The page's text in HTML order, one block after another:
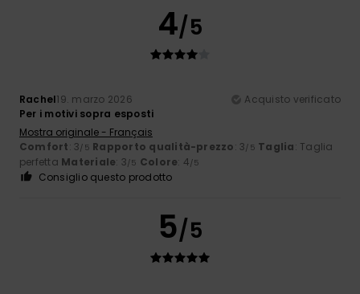
4/5
Rachel19. marzo 2026
Acquisto verificato
Per i motivi sopra esposti
Mostra originale - Français
Comfort: 3/5 Rapporto qualità-prezzo: 3/5 Taglia: Taglia
perfetta Materiale: 3/5 Colore: 4/5
Consiglio questo prodotto
5/5